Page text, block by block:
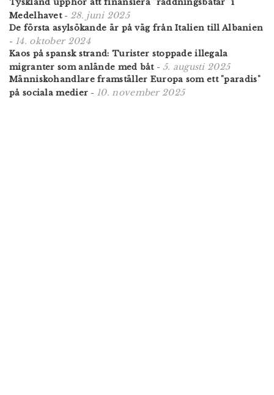
Tyskland upphör att finansiera "räddningsbåtar" i
Medelhavet- 28. juni 2025
De första asylsökande är på väg från Italien till Albanien
- 14. oktober 2024
Kaos på spansk strand: Turister stoppade illegala
migranter som anlände med båt- 5. augusti 2025
Människohandlare framställer Europa som ett "paradis"
på sociala medier - 10. november 2025